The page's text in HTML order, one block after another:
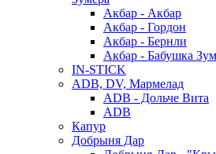
Акбар - Акбар
Акбар - Гордон
Акбар - Бернли
Акбар - Бабушка
IN-STICK
ADB, DV, Мармелад
ADB - Дольче Вита
ADB
Капур
Добрыня Дар